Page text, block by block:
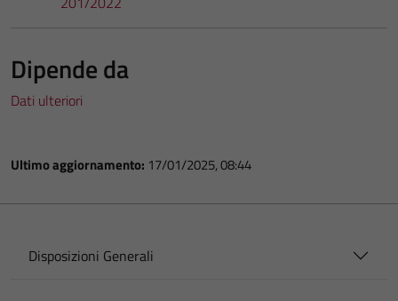
Dipende da
Dati ulteriori
Ultimo aggiornamento: 17/01/2025, 08:44
Disposizioni Generali